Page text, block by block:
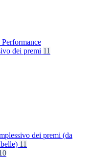
dei premi 11
dei premi (da
11